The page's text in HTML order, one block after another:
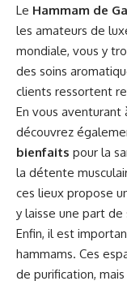
Le Hammam de
les amateurs de
mondiale, vous y
des soins
clients ressortent
En vous aventurant
découvrez
bienfaits pour la
la détente
ces lieux propose
y laisse une part de
Enfin, il est
hammams. Ces
de purification,